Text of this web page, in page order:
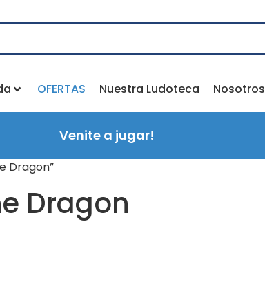
OFERTAS Nuestra Ludoteca Nosotros
Venite a jugar!
Dragon”
Dragon